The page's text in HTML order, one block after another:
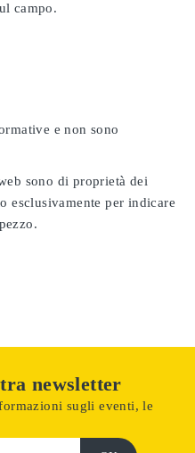
campo.
e non sono
sono di proprietà dei
esclusivamente per indicare
newsletter
sugli eventi, le